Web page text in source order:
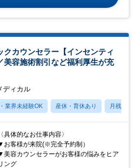
クカウンセラー【インセンティ
美容施術割引など福利厚生が充
ディカル
業界未経験OK 産休・育休あり 月残業20
〈具体的なお仕事内容〉
お客様が来院(※完全予約制）
美容カウンセラーがお客様の悩みをヒア
ング